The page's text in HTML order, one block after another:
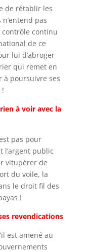
de rétablir les
pas
contrôle continu
de ce
lui d’abroger
qui remet en
à poursuivre ses
à voir avec la
pas pour
l’argent public
vitupérer de
du voile, la
le droit fil des
!
revendications
est amené au